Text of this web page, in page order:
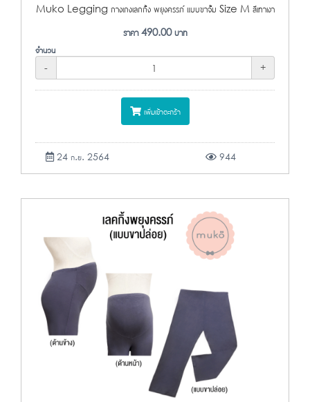
Muko Legging กางเกงเลกกิ้ง พยุงครรภ์ แบบขาจั้ม Size M สีเทาเงา
ราคา490.00บาท
จำนวน
-
+
เพิ่มเข้าตะกร้า
24 ก.ย. 2564 944